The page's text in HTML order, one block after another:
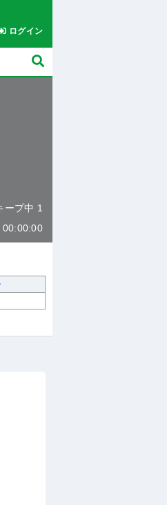
ログイン
ープ中 1
00:00:00